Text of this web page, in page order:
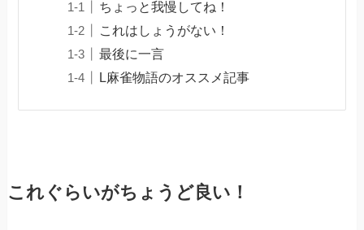
ちょっと我慢してね！
これはしょうがない！
最後に一言
L麻雀物語のオススメ記事
これぐらいがちょうど良い！